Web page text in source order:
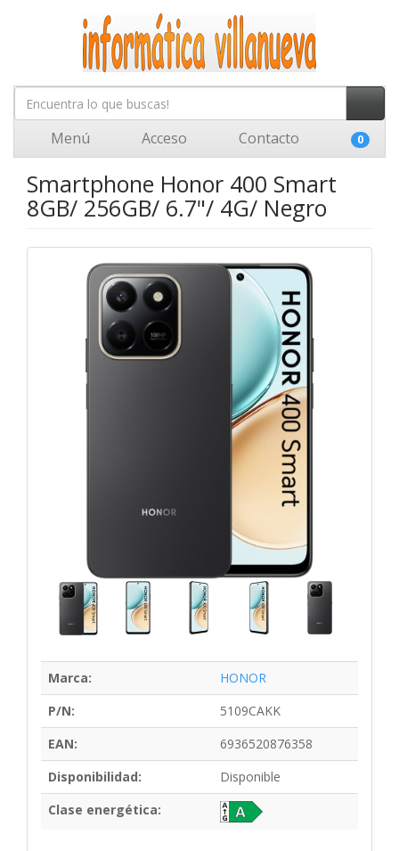
Menú Acceso Contacto 0
Smartphone Honor 400 Smart
8GB/ 256GB/ 6.7"/ 4G/ Negro
Marca:
HONOR
P/N:
5109CAKK
EAN:
6936520876358
Disponibilidad:
Disponible
Clase energética: